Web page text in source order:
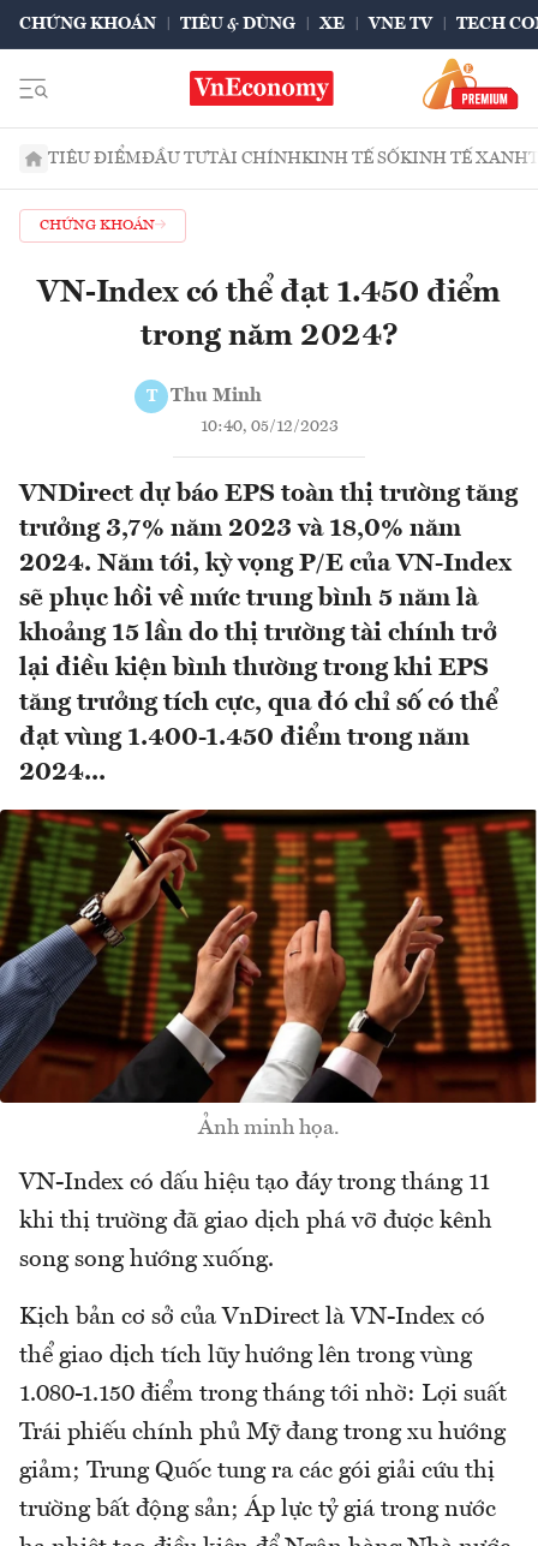
CHỨNG KHOÁN TIÊU & DÙNG XE VNE TV TECH
TIÊU ĐIỂMĐẦU TƯTÀI CHÍNHKINH TẾ SỐKINH TẾ XANH
CHỨNG KHOÁN
VN-Index có thể đạt 1.450 điểm
trong năm 2024?
T Thu Minh
10:40, 05/12/2023
VNDirect dự báo EPS toàn thị trường tăng
trưởng 3,7% năm 2023 và 18,0% năm
2024. Năm tới, kỳ vọng P/E của VN-Index
sẽ phục hồi về mức trung bình 5 năm là
khoảng 15 lần do thị trường tài chính trở
lại điều kiện bình thường trong khi EPS
tăng trưởng tích cực, qua đó chỉ số có thể
đạt vùng 1.400-1.450 điểm trong năm
2024...
Ảnh minh họa.
VN-Index có dấu hiệu tạo đáy trong tháng 11
khi thị trường đã giao dịch phá vỡ được kênh
song song hướng xuống.
Kịch bản cơ sở của VnDirect là VN-Index có
thể giao dịch tích lũy hướng lên trong vùng
1.080-1.150 điểm trong tháng tới nhờ: Lợi suất
Trái phiếu chính phủ Mỹ đang trong xu hướng
giảm; Trung Quốc tung ra các gói giải cứu thị
trường bất động sản; Áp lực tỷ giá trong nước